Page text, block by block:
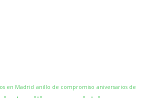
en Madrid anillo de compromiso aniversarios de